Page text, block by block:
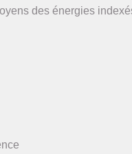
des énergies